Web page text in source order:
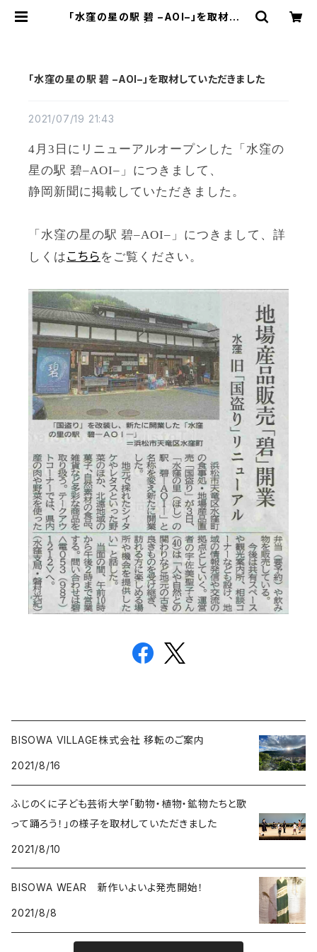
「水窪の星の駅 碧 –AOI–」を取材して
「水窪の星の駅 碧 –AOI–」を取材していただきました
2021/07/19 21:43
4月3日にリニューアルオープンした「水窪の
星の駅 碧–AOI–」につきまして、
静岡新聞に掲載していただきました。
「水窪の星の駅 碧–AOI–」につきまして、詳
しくは こちら をご覧ください。
BISOWA VILLAGE株式会社 移転のご案内
2021/8/16
ふじのくに子ども芸術大学「動物・植物・鉱物たちと歌
って踊ろう！」の様子を取材していただきました
2021/8/10
BISOWA WEAR 新作いよいよ発売開始！
2021/8/8